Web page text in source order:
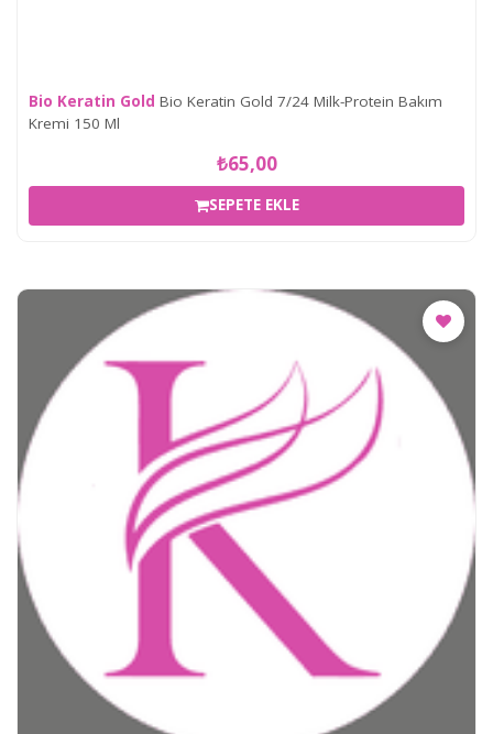
Bio Keratin Gold Bio Keratin Gold 7/24 Milk-Protein Bakım
Kremi 150 Ml
₺65,00
SEPETE EKLE